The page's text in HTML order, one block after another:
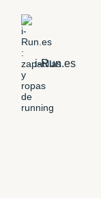
i-Run.es